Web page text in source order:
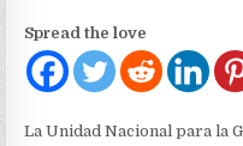
Spread the love
La Unidad Nacional para la